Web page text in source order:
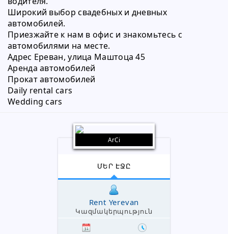
Широкий выбор свадебных и дневных
автомобилей.
Приезжайте к нам в офис и знакомьтесь с
автомобилями на месте.
Адрес Ереван, улица Маштоца 45
Аренда автомобилей
Прокат автомобилей
Daily rental cars
Wedding cars
ArCi
ՄԵՐ ԷՋԸ
Rent Yerevan
Կազմակերպություն